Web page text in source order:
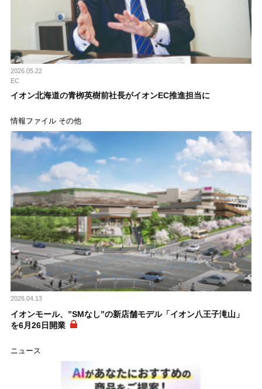
2026.05.22
EC
イオン北海道の青栁英樹前社長がイオンEC推進担当に
情報ファイル その他
2026.04.13
イオンモール、”SMなし”の新店舗モデル「イオン八王子滝山」
を6月26日開業
ニュース